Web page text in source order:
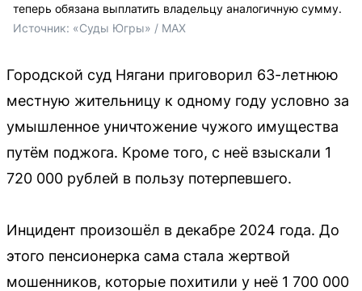
теперь обязана выплатить владельцу аналогичную сумму.
Источник: «Суды Югры» / MAX
Городской суд Нягани приговорил 63-летнюю
местную жительницу к одному году условно за
умышленное уничтожение чужого имущества
путём поджога. Кроме того, с неё взыскали 1
720 000 рублей в пользу потерпевшего.
Инцидент произошёл в декабре 2024 года. До
этого пенсионерка сама стала жертвой
мошенников, которые похитили у неё 1 700 000